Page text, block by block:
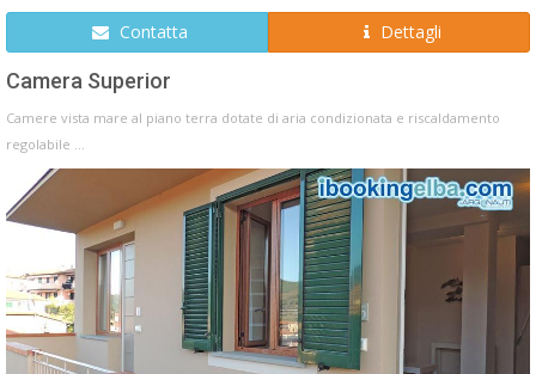
Contatta Dettagli
Camera Superior
Camere vista mare al piano terra dotate di aria condizionata e riscaldamento
regolabile ...